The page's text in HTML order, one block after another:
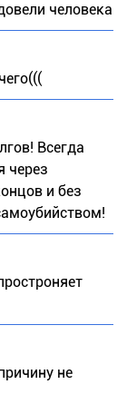
человека
Всегда
через
и без
не